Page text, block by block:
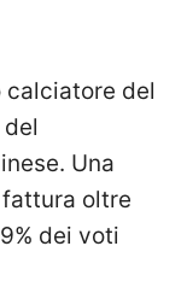
calciatore del
Una
oltre
dei voti